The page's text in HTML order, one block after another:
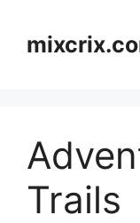
content
Trails